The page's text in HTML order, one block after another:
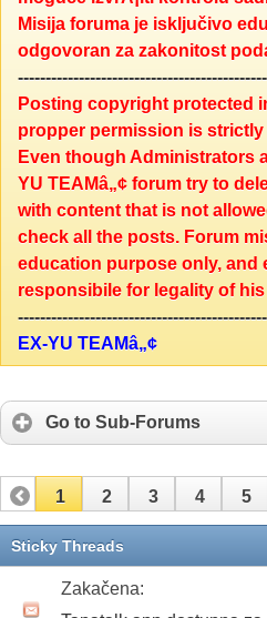
Misija foruma je isključivo
odgovoran za zakonitost
Posting copyright protected
propper permission is
Even though Administrators
YU TEAMâ„¢ forum try to
with content that is not
check all the posts. Forum
education purpose only, and
responsibile for legality of
EX-YU TEAMâ„¢
Go to Sub-Forums
1 2 3 4 5
Sticky Threads
Zakačena: